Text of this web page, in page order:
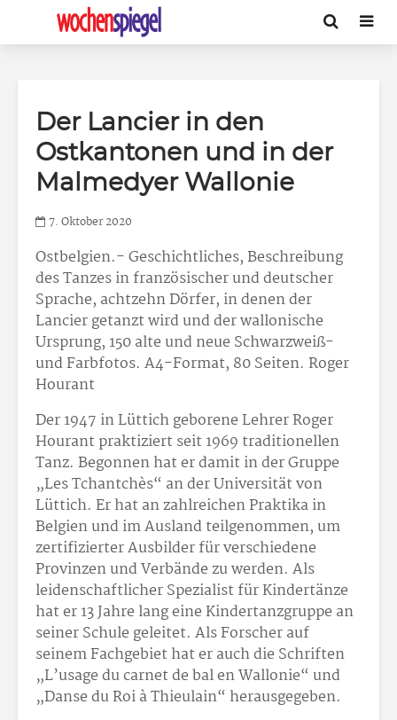
Der Lancier in den
Ostkantonen und in der
Malmedyer Wallonie
7. Oktober 2020
Ostbelgien.- Geschichtliches, Beschreibung
des Tanzes in französischer und deutscher
Sprache, achtzehn Dörfer, in denen der
Lancier getanzt wird und der wallonische
Ursprung, 150 alte und neue Schwarzweiß-
und Farbfotos. A4-Format, 80 Seiten. Roger
Hourant
Der 1947 in Lüttich geborene Lehrer Roger
Hourant praktiziert seit 1969 traditionellen
Tanz. Begonnen hat er damit in der Gruppe
„Les Tchantchès“ an der Universität von
Lüttich. Er hat an zahlreichen Praktika in
Belgien und im Ausland teilgenommen, um
zertifizierter Ausbilder für verschiedene
Provinzen und Verbände zu werden. Als
leidenschaftlicher Spezialist für Kindertänze
hat er 13 Jahre lang eine Kindertanzgruppe an
seiner Schule geleitet. Als Forscher auf
seinem Fachgebiet hat er auch die Schriften
„L’usage du carnet de bal en Wallonie“ und
„Danse du Roi à Thieulain“ herausgegeben.